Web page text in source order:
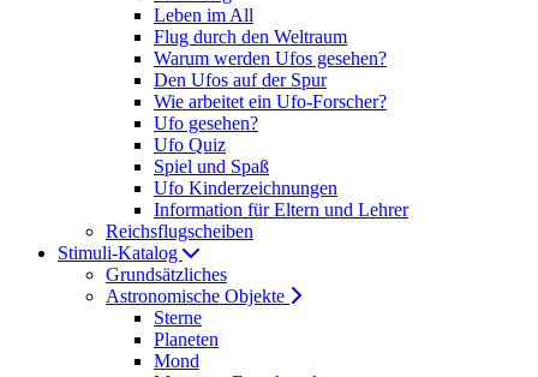
Leben im All
Flug durch den Weltraum
Warum werden Ufos gesehen?
Den Ufos auf der Spur
Wie arbeitet ein Ufo-Forscher?
Ufo gesehen?
Ufo Quiz
Spiel und Spaß
Ufo Kinderzeichnungen
Information für Eltern und Lehrer
Reichsflugscheiben
Stimuli-Katalog
Grundsätzliches
Astronomische Objekte
Sterne
Planeten
Mond